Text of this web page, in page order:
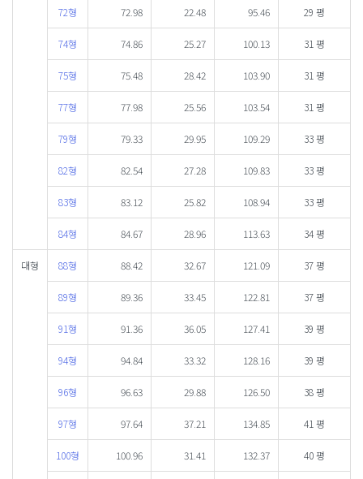
72형 72.98 22.48 95.46 29 평
74형 74.86 25.27 100.13 31 평
75형 75.48 28.42 103.90 31 평
77형 77.98 25.56 103.54 31 평
79형 79.33 29.95 109.29 33 평
82형 82.54 27.28 109.83 33 평
83형 83.12 25.82 108.94 33 평
84형 84.67 28.96 113.63 34 평
대형 88형 88.42 32.67 121.09 37 평
89형 89.36 33.45 122.81 37 평
91형 91.36 36.05 127.41 39 평
94형 94.84 33.32 128.16 39 평
96형 96.63 29.88 126.50 38 평
97형 97.64 37.21 134.85 41 평
100형 100.96 31.41 132.37 40 평